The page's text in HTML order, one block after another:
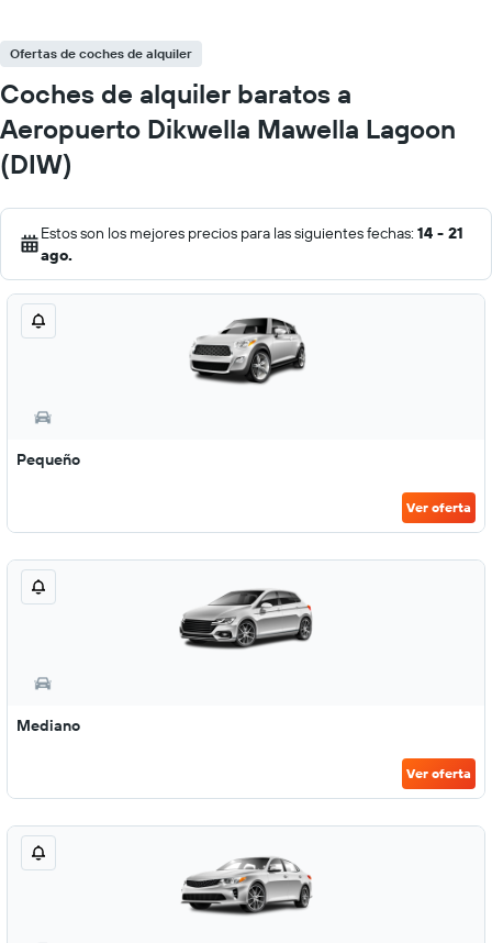
Ofertas de coches de alquiler
Coches de alquiler baratos a
Aeropuerto Dikwella Mawella Lagoon
(DIW)
Estos son los mejores precios para las siguientes fechas: 14 - 21
ago.
Pequeño
Ver oferta
Mediano
Ver oferta